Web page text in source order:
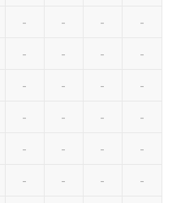
- - -
-
- - - -
- - -
-
- - - -
- - -
-
- - - -
ください。
問合せ
T字島型